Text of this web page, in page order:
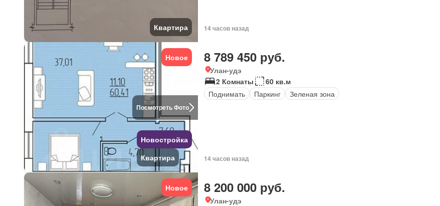
Квартира 14 часов назад
Посмотреть Фото
Новое
Новостройка
Квартира
8 789 450 руб.
Улан-удэ
2 Комнаты
60 кв.м
Поднимать
Паркинг Зеленая зона
14 часов назад
Новое 8 200 000 руб.
Улан-удэ